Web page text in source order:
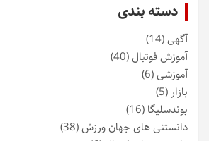
دسته بندی
آگهی(14)
آموزش فوتبال(40)
آموزشی(6)
بازار (5)
بوندسلیگا (16)
دانستنی های جهان ورزش(38)